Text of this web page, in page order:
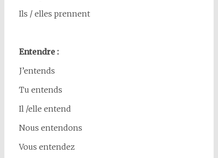
Ils / elles prennent
Entendre :
J’entends
Tu entends
Il /elle entend
Nous entendons
Vous entendez